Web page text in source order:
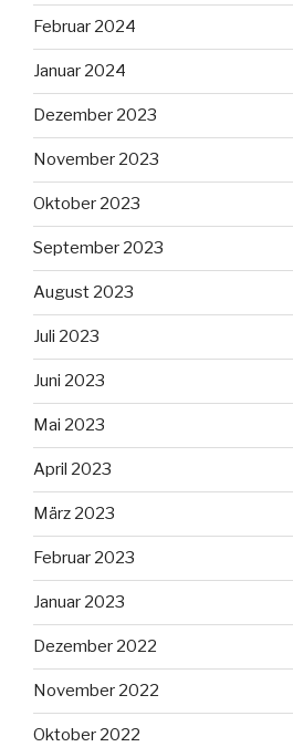
Februar 2024
Januar 2024
Dezember 2023
November 2023
Oktober 2023
September 2023
August 2023
Juli 2023
Juni 2023
Mai 2023
April 2023
März 2023
Februar 2023
Januar 2023
Dezember 2022
November 2022
Oktober 2022